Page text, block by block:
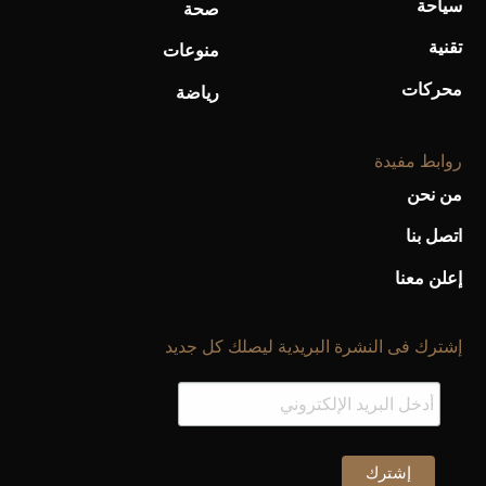
أفضل تدريج للشعر الطويل لإطلالة جريئة وعصرية
سياحة
تقنية
محركات
صحة
منوعات
رياضة
روابط مفيدة
من نحن
اتصل بنا
إعلن معنا
إشترك فى النشرة البريدية ليصلك كل جديد